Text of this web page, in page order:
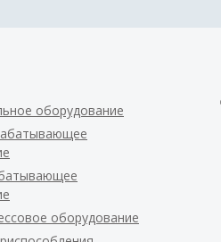
оборудование
оборудование